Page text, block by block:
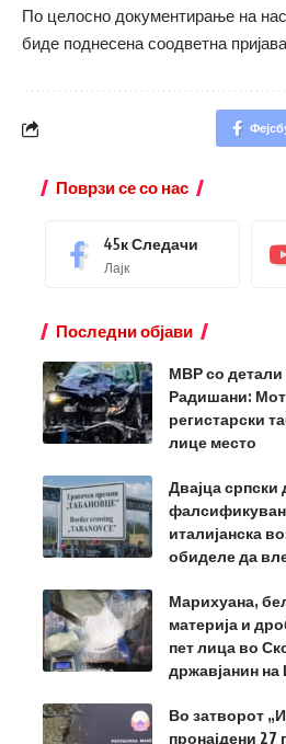
По целосно документирање на
биде поднесена соодветна
Поврзи се со нас
45кСледачи
Лајк
Последни објави
МВР со детали
Радишани:
регистарски
лице место
Двајца српски
италијанска
обиделе да
Марихуана,
материја и
пет лица во
државјанин
Во затворот
пронајдени